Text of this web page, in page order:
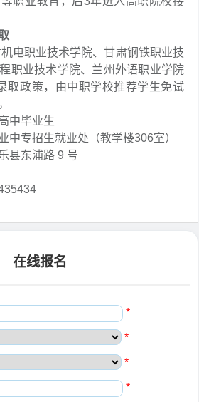
电职业技术学院、甘肃钢铁职业技
职业技术学院、兰州外语职业学院
取政策，由中职学校推荐学生免试
中毕业生
中专招生就业处（教学楼306室）
县东浦路 9 号
在线报名
*
*
*
*